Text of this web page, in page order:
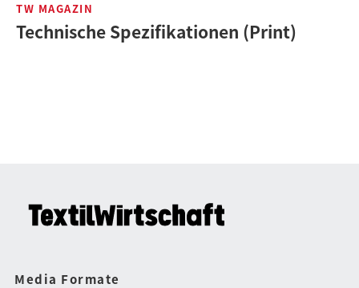
TW MAGAZIN
Technische Spezifikationen (Print)
Media Formate